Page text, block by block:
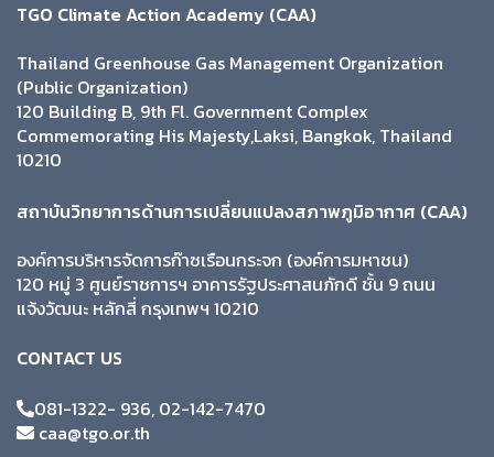
TGO Climate Action Academy (CAA)
Thailand Greenhouse Gas Management Organization
(Public Organization)
120 Building B, 9th Fl. Government Complex
Commemorating His Majesty,Laksi, Bangkok, Thailand
10210
สถาบันวิทยาการด้านการเปลี่ยนแปลงสภาพภูมิอากาศ (CAA)
องค์การบริหารจัดการก๊าซเรือนกระจก (องค์การมหาชน)
120 หมู่ 3 ศูนย์ราชการฯ อาคารรัฐประศาสนภักดี ชั้น 9 ถนน
แจ้งวัฒนะ หลักสี่ กรุงเทพฯ 10210
CONTACT US
081-1322- 936, 02-142-7470
caa@tgo.or.th